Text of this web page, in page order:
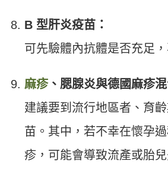
B 型肝炎疫苗：
可先驗體內抗體是否充足
麻疹、腮腺炎與德國麻疹混
建議要到流行地區者、育
苗。其中，若不幸在懷孕
疹，可能會導致流產或胎兒